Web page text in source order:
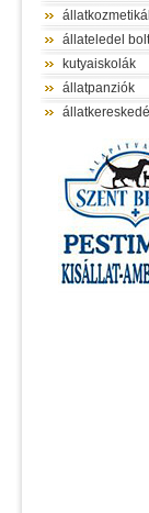
állateledel
kutyaiskolák
állatpanziók